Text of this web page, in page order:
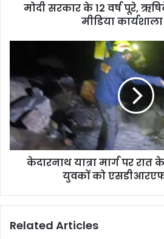
मोदी सरकार के 12 वर्ष पूरे,
मीडिया कार्यशाला
केदारनाथ यात्रा मार्ग पर
युवकों को
Related Articles